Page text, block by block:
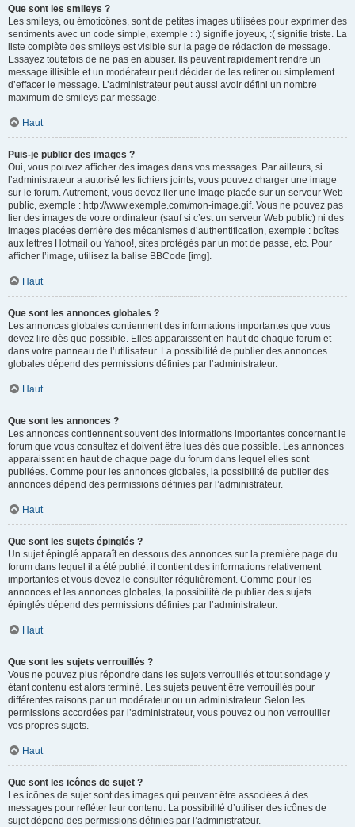
Que sont les smileys ?
Les smileys, ou émoticônes, sont de petites images utilisées pour exprimer des
sentiments avec un code simple, exemple : :) signifie joyeux, :( signifie triste. La
liste complète des smileys est visible sur la page de rédaction de message.
Essayez toutefois de ne pas en abuser. Ils peuvent rapidement rendre un
message illisible et un modérateur peut décider de les retirer ou simplement
d’effacer le message. L’administrateur peut aussi avoir défini un nombre
maximum de smileys par message.
Haut
Puis-je publier des images ?
Oui, vous pouvez afficher des images dans vos messages. Par ailleurs, si
l’administrateur a autorisé les fichiers joints, vous pouvez charger une image
sur le forum. Autrement, vous devez lier une image placée sur un serveur Web
public, exemple : http://www.exemple.com/mon-image.gif. Vous ne pouvez pas
lier des images de votre ordinateur (sauf si c’est un serveur Web public) ni des
images placées derrière des mécanismes d’authentification, exemple : boîtes
aux lettres Hotmail ou Yahoo!, sites protégés par un mot de passe, etc. Pour
afficher l’image, utilisez la balise BBCode [img].
Haut
Que sont les annonces globales ?
Les annonces globales contiennent des informations importantes que vous
devez lire dès que possible. Elles apparaissent en haut de chaque forum et
dans votre panneau de l’utilisateur. La possibilité de publier des annonces
globales dépend des permissions définies par l’administrateur.
Haut
Que sont les annonces ?
Les annonces contiennent souvent des informations importantes concernant le
forum que vous consultez et doivent être lues dès que possible. Les annonces
apparaissent en haut de chaque page du forum dans lequel elles sont
publiées. Comme pour les annonces globales, la possibilité de publier des
annonces dépend des permissions définies par l’administrateur.
Haut
Que sont les sujets épinglés ?
Un sujet épinglé apparaît en dessous des annonces sur la première page du
forum dans lequel il a été publié. il contient des informations relativement
importantes et vous devez le consulter régulièrement. Comme pour les
annonces et les annonces globales, la possibilité de publier des sujets
épinglés dépend des permissions définies par l’administrateur.
Haut
Que sont les sujets verrouillés ?
Vous ne pouvez plus répondre dans les sujets verrouillés et tout sondage y
étant contenu est alors terminé. Les sujets peuvent être verrouillés pour
différentes raisons par un modérateur ou un administrateur. Selon les
permissions accordées par l’administrateur, vous pouvez ou non verrouiller
vos propres sujets.
Haut
Que sont les icônes de sujet ?
Les icônes de sujet sont des images qui peuvent être associées à des
messages pour refléter leur contenu. La possibilité d’utiliser des icônes de
sujet dépend des permissions définies par l’administrateur.